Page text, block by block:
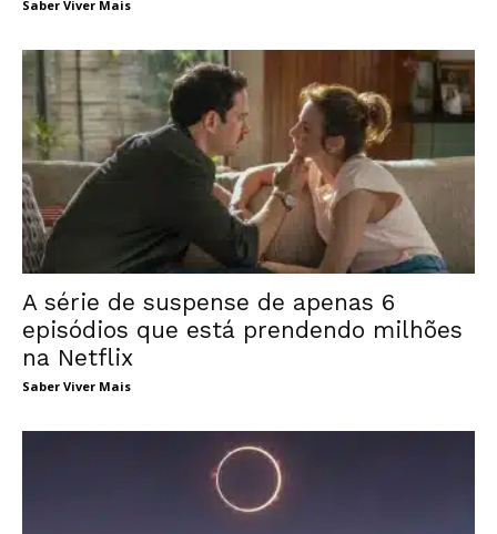
Saber Viver Mais
A série de suspense de apenas 6
episódios que está prendendo milhões
na Netflix
Saber Viver Mais